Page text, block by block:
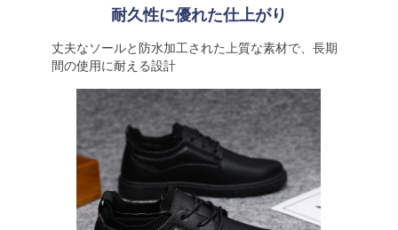
耐久性に優れた仕上がり
丈夫なソールと防水加工された上質な素材で、長期
間の使用に耐える設計